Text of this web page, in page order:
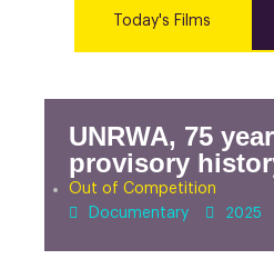
Today's Films
UNRWA, 75
provisory
Out of Competition
Documentary
2025